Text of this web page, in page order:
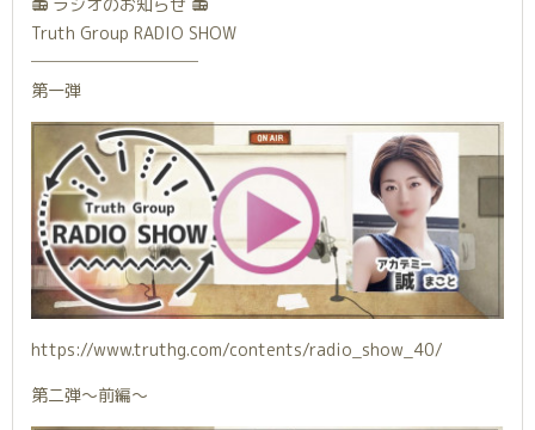
📻 ラジオのお知らせ 📻
Truth Group RADIO SHOW
──────────
第一弾
https://www.truthg.com/contents/radio_show_40/
第二弾〜前編〜